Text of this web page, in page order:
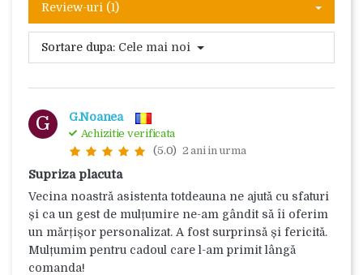
Review-uri (1)
Sortare dupa: Cele mai noi
G G.Noanea
Achizitie verificata
(5.0) 2 ani in urma
Supriza placuta
Vecina noastră asistenta totdeauna ne ajută cu sfaturi
și ca un gest de mulțumire ne-am gândit să îi oferim
un mărțișor personalizat. A fost surprinsă și fericită.
Mulțumim pentru cadoul care l-am primit lângă
comanda!